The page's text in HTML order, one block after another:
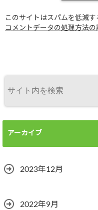
このサイトはスパムを低減す
コメントデータの処理方法
アーカイブ
2023年12月
2022年9月